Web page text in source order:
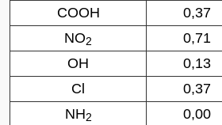
COOH
0,37
NO2 0,71
OH
0,13
Cl
0,37
NH2 0,00